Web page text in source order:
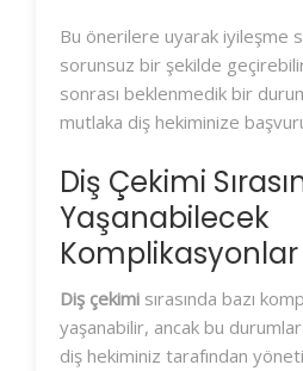
Bu önerilere uyarak iyileşme
sorunsuz bir şekilde
sonrası beklenmedik bir
mutlaka diş hekiminize
Diş Çekimi
Yaşanabilecek
Komplikasyonlar
Diş çekimi sırasında bazı
yaşanabilir, ancak bu
diş hekiminiz tarafından